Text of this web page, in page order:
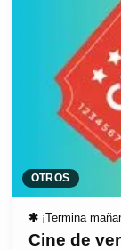
OTROS
✱ ¡Termina
Cine de